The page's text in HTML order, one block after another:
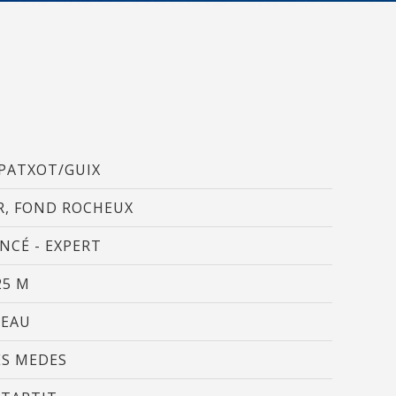
GUIX
FOND ROCHEUX
- EXPERT
M
MEDES
du
choix
le